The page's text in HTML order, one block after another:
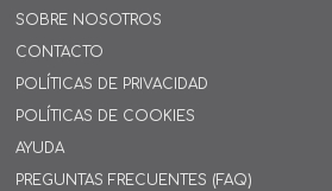
SOBRE NOSOTROS
CONTACTO
POLÍTICAS DE PRIVACIDAD
POLÍTICAS DE COOKIES
AYUDA
PREGUNTAS FRECUENTES (FAQ)